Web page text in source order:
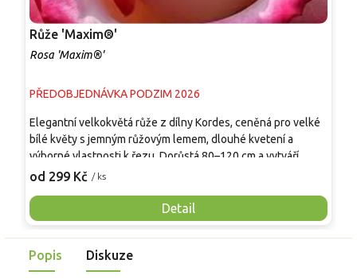
Růže 'Maxim®'
Rosa 'Maxim®'
PŘEDOBJEDNÁVKA PODZIM 2026
od 299 Kč / ks
Detail
Elegantní velkokvětá růže z dílny Kordes, ceněná pro velké
bílé květy s jemným růžovým lemem, dlouhé kvetení a
výborné vlastnosti k řezu. Dorůstá 80–120 cm a vytváří
vzpřímený, kompaktní keř s tmavě zelenými lesklými listy.
průměru 10–12 cm klasického čajohybridního tvaru. Vůně je
jemná až středně silná, sladká s lehce ovocnými tóny. Skvěle
se hodí do reprezentativních záhonů, jako solitéra i do
svatebních a floristických aranžmá.
Popis Diskuze